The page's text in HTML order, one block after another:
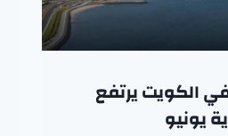
الكويت يرتفع